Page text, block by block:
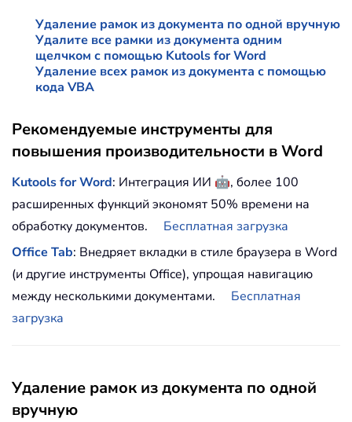
Удаление рамок из документа по одной вручную
Удалите все рамки из документа одним
щелчком с помощью Kutools for Word
Удаление всех рамок из документа с помощью
кода VBA
Рекомендуемые инструменты для
повышения производительности в Word
Kutools for Word: Интеграция ИИ 🤖, более 100
расширенных функций экономят 50% времени на
обработку документов.
Бесплатная загрузка
Office Tab: Внедряет вкладки в стиле браузера в Word
(и другие инструменты Office), упрощая навигацию
между несколькими документами.
Бесплатная
загрузка
Удаление рамок из документа по одной
вручную